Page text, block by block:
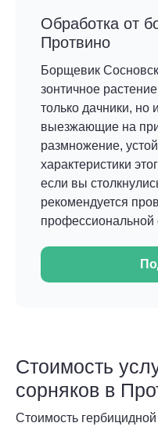
Обработка от
Протвино
Борщевик
зонтичное
только дачники, но
выезжающие на
размножение,
характеристики
если вы
рекомендуется
профессиональной
Стоимость
сорняков в
Стоимость гербицидной